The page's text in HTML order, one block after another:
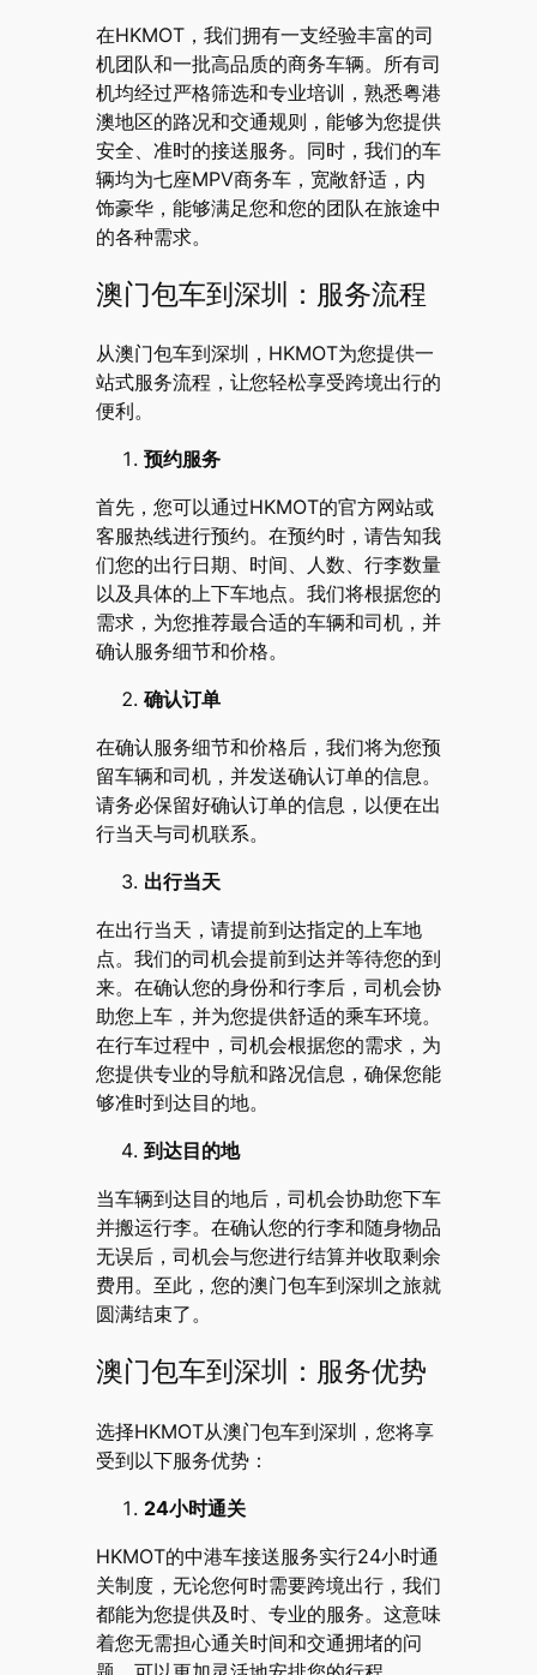
在HKMOT，我们拥有一支经验丰富的司
机团队和一批高品质的商务车辆。所有司
机均经过严格筛选和专业培训，熟悉粤港
澳地区的路况和交通规则，能够为您提供
安全、准时的接送服务。同时，我们的车
辆均为七座MPV商务车，宽敞舒适，内
饰豪华，能够满足您和您的团队在旅途中
的各种需求。
澳门包车到深圳：服务流程
从澳门包车到深圳，HKMOT为您提供一
站式服务流程，让您轻松享受跨境出行的
便利。
预约服务
首先，您可以通过HKMOT的官方网站或
客服热线进行预约。在预约时，请告知我
们您的出行日期、时间、人数、行李数量
以及具体的上下车地点。我们将根据您的
需求，为您推荐最合适的车辆和司机，并
确认服务细节和价格。
确认订单
在确认服务细节和价格后，我们将为您预
留车辆和司机，并发送确认订单的信息。
请务必保留好确认订单的信息，以便在出
行当天与司机联系。
出行当天
在出行当天，请提前到达指定的上车地
点。我们的司机会提前到达并等待您的到
来。在确认您的身份和行李后，司机会协
助您上车，并为您提供舒适的乘车环境。
在行车过程中，司机会根据您的需求，为
您提供专业的导航和路况信息，确保您能
够准时到达目的地。
到达目的地
当车辆到达目的地后，司机会协助您下车
并搬运行李。在确认您的行李和随身物品
无误后，司机会与您进行结算并收取剩余
费用。至此，您的澳门包车到深圳之旅就
圆满结束了。
澳门包车到深圳：服务优势
选择HKMOT从澳门包车到深圳，您将享
受到以下服务优势：
24小时通关
HKMOT的中港车接送服务实行24小时通
关制度，无论您何时需要跨境出行，我们
都能为您提供及时、专业的服务。这意味
着您无需担心通关时间和交通拥堵的问